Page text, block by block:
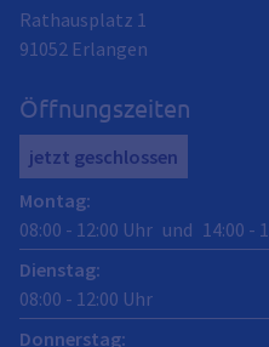
Rathausplatz 1
91052 Erlangen
Öffnungszeiten
jetzt geschlossen
Montag:
08:00 - 12:00 Uhr und 14:00 -
Dienstag:
08:00 - 12:00 Uhr
Donnerstag: